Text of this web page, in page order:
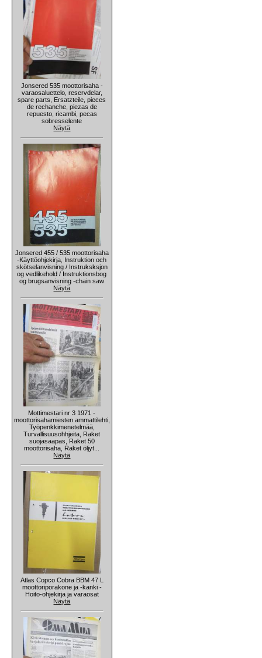
Jonsered 535 moottorisaha -
varaosaluettelo, reservdelar,
spare parts, Ersatzteile, pieces
de rechanche, piezas de
repuesto, ricambi, pecas
sobresselente
Näytä
Jonsered 455 / 535 moottorisaha
-Käyttöohjekirja, Instruktion och
skötselanvisning / Instruksksjon
og vedlikehold / Instruktionsbog
og brugsanvisning -chain saw
Näytä
Mottimestari nr 3 1971 -
moottorisahamiesten ammattilehti,
Työpenkkimenetelmää,
Turvallisuusohhjeita, Raket
suojasaapas, Raket 50
moottorisaha, Raket öljyt...
Näytä
Atlas Copco Cobra BBM 47 L
moottoriporakone ja -kanki -
Hoito-ohjekirja ja varaosat
Näytä